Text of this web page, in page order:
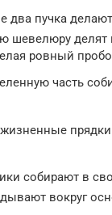
два пучка
шевелюру делят
ровный
часть
собирают в
вокруг